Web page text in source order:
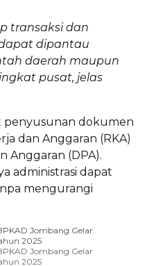
transaksi dan
dipantau
daerah maupun
pusat, jelas
penyusunan dokumen
dan Anggaran (RKA)
Anggaran (DPA).
administrasi dapat
mengurangi
Jombang Gelar
2025
Jombang Gelar
2025